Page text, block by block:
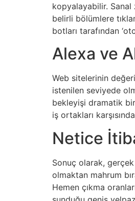
kopyalayabilir. Sanal
belirli bölümlere
botları tarafından
Alexa ve
Web sitelerinin
istenilen seviyede
bekleyişi dramatik bir
iş ortakları
Netice
Sonuç olarak,
olmaktan mahrum
Hemen çıkma